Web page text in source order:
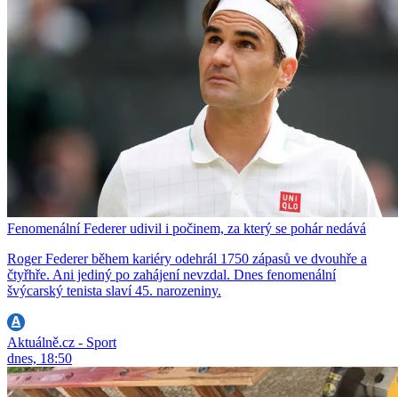
Fenomenální Federer udivil i počinem, za který se pohár nedává
Roger Federer během kariéry odehrál 1750 zápasů ve dvouhře a
čtyřhře. Ani jediný po zahájení nevzdal. Dnes fenomenální
švýcarský tenista slaví 45. narozeniny.
Aktuálně.cz - Sport
dnes, 18:50